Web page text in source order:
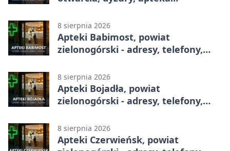
8 sierpnia 2026
Apteki Babimost, powiat
zielonogórski - adresy, telefony,
8 sierpnia 2026
Apteki Bojadła, powiat
zielonogórski - adresy, telefony,
8 sierpnia 2026
Apteki Czerwieńsk, powiat